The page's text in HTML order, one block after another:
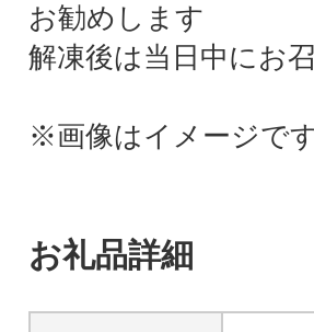
お勧めします
解凍後は当日中にお
※画像はイメージです
お礼品詳細